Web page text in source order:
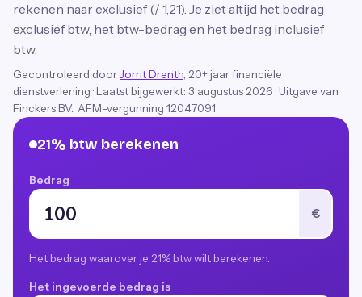
rekenen naar exclusief (/ 1,21). Je ziet altijd het bedrag
exclusief btw, het btw-bedrag en het bedrag inclusief
btw.
Gecontroleerd door Jorrit Drenth , 20+ jaar financiële
dienstverlening · Laatst bijgewerkt: 3 augustus 2026 · Uitgave van
Finckers B.V., AFM-vergunning 12047091
21% btw berekenen
Bedrag
€
Het bedrag waarover je 21% btw wilt berekenen.
Het ingevoerde bedrag is